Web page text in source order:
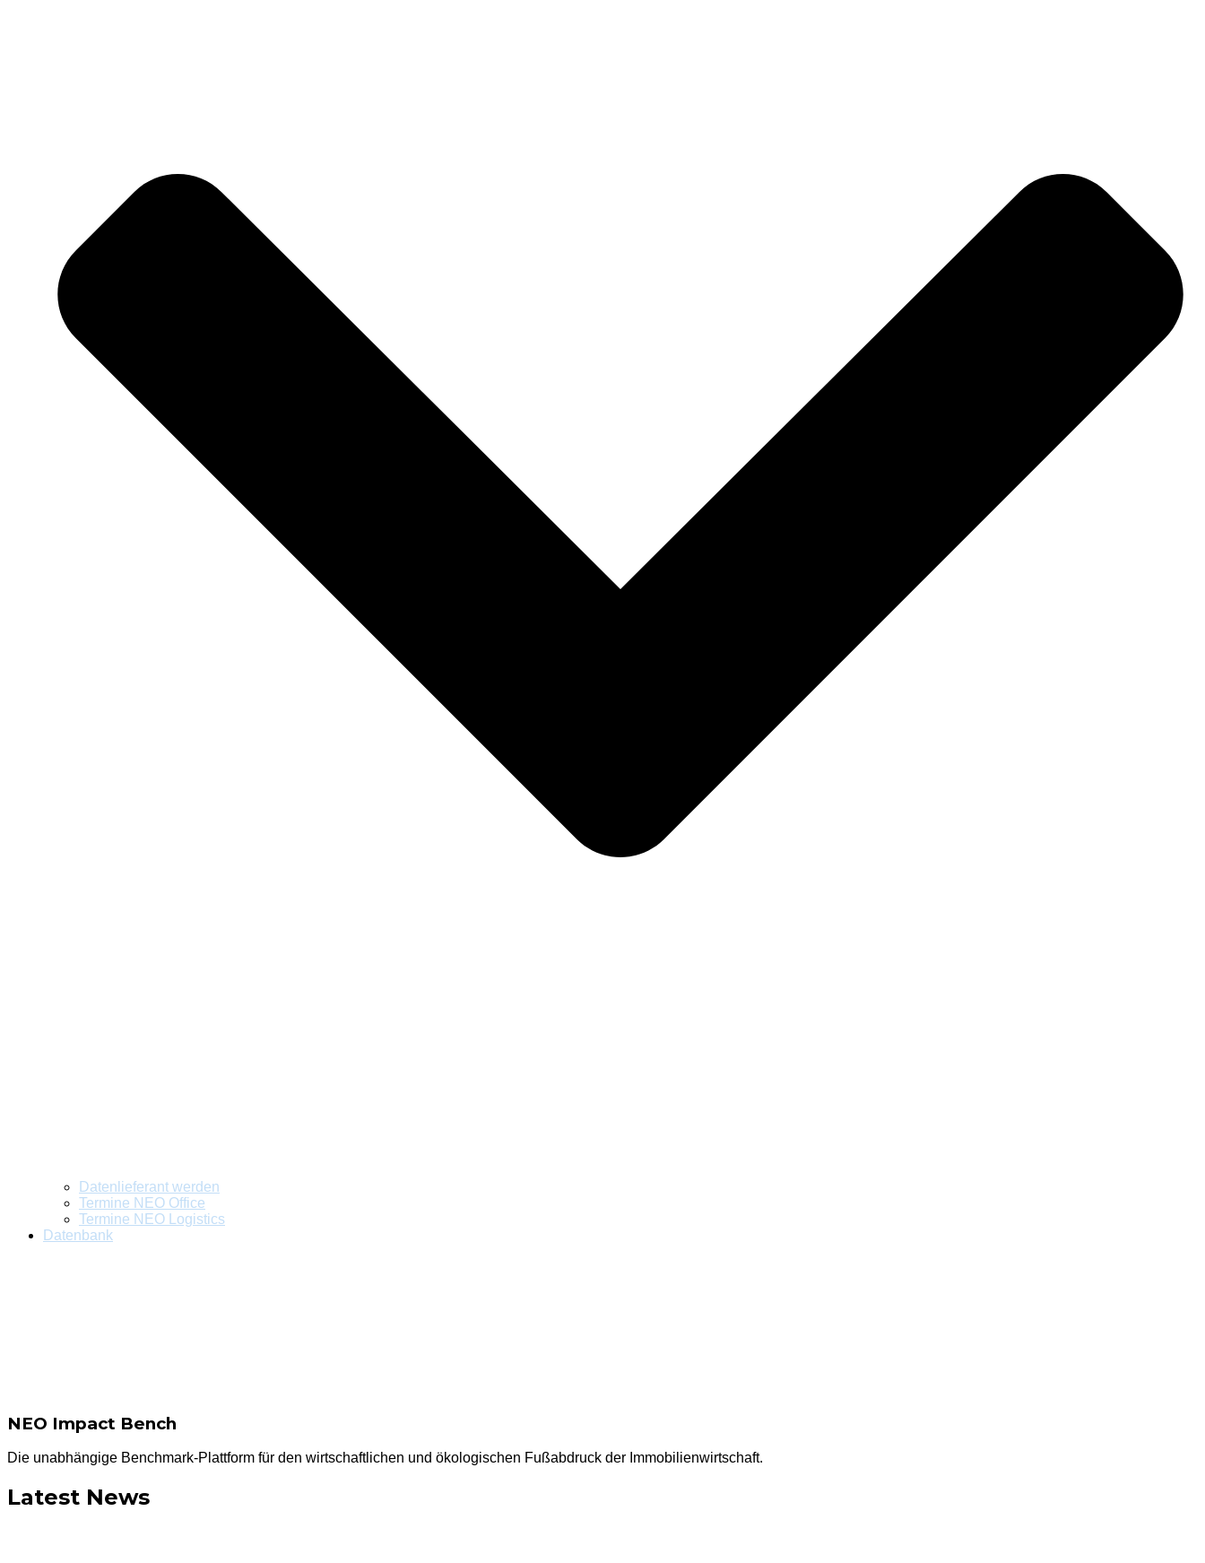
Datenlieferant werden
Termine NEO Office
Termine NEO Logistics
Datenbank
NEO Impact Bench
Die unabhängige Benchmark-Plattform für den wirtschaftlichen und ökologischen Fußabdruck der Immobilienwirtschaft.
Latest News